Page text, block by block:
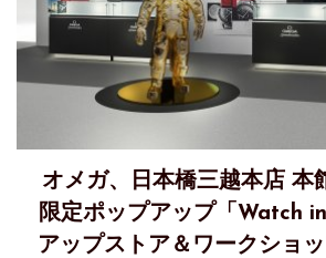
オメガ、日本橋三越本店 本
限定ポップアップ「Watch
アップストア＆ワークショ